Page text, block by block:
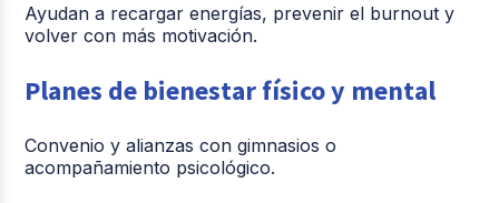
Ayudan a recargar energías, prevenir el burnout y
volver con más motivación.
Planes de bienestar físico y mental
Convenio y alianzas con gimnasios o
acompañamiento psicológico.